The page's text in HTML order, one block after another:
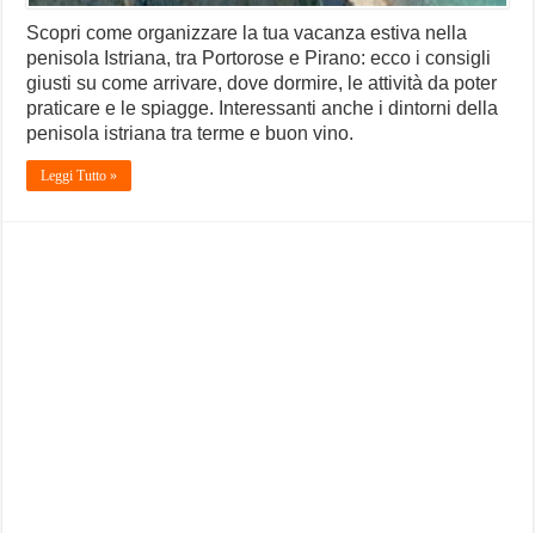
Scopri come organizzare la tua vacanza estiva nella
penisola Istriana, tra Portorose e Pirano: ecco i consigli
giusti su come arrivare, dove dormire, le attività da poter
praticare e le spiagge. Interessanti anche i dintorni della
penisola istriana tra terme e buon vino.
Leggi Tutto »